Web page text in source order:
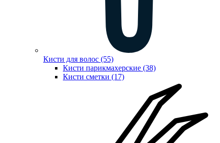
Кисти для волос (55)
Кисти парикмахерские (38)
Кисти сметки (17)